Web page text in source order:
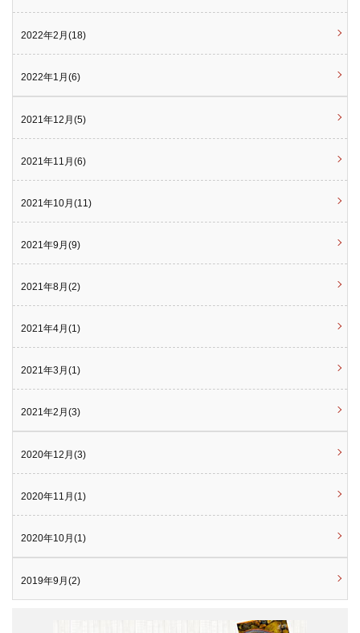
2022年2月(18)
2022年1月(6)
2021年12月(5)
2021年11月(6)
2021年10月(11)
2021年9月(9)
2021年8月(2)
2021年4月(1)
2021年3月(1)
2021年2月(3)
2020年12月(3)
2020年11月(1)
2020年10月(1)
2019年9月(2)